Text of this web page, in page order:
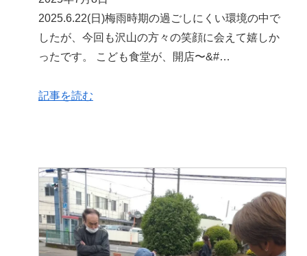
2025.6.22(日)梅雨時期の過ごしにくい環境の中で
したが、今回も沢山の方々の笑顔に会えて嬉しか
ったです。 こども食堂が、開店〜&#…
記事を読む